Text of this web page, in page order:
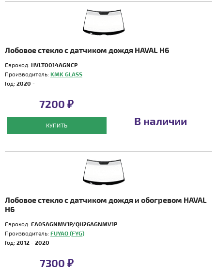
Лобовое стекло с датчиком дождя HAVAL H6
Еврокод: HVLT0014AGNСP
Производитель: KMK GLASS
Год: 2020 -
7200 ₽
КУПИТЬ В наличии
Лобовое стекло с датчиком дождя и обогревом HAVAL
H6
Еврокод: EA05AGNMV1P/QH26AGNMV1P
Производитель: FUYAO (FYG)
Год: 2012 - 2020
7300 ₽